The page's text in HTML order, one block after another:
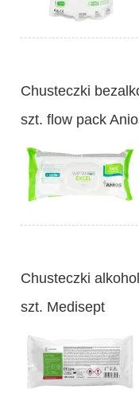
Chusteczki
szt. flow pack
Chusteczki
szt. Medisept